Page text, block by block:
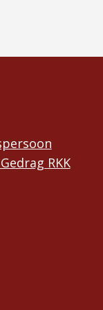
RKK